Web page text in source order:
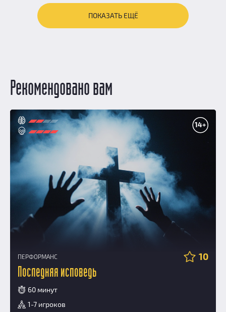
ПОКАЗАТЬ ЕЩЁ
Рекомендовано вам
14+
ПЕРФОРМАНС 10
Последняя исповедь
60 минут
1-7 игроков